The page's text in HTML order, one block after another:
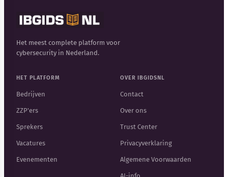
Het meest complete platform voor
cybersecurity in Nederland.
HET PLATFORM
Bedrijven
ZZP'ers
Sprekers
Vacatures
Evenementen
OVER IBGIDSNL
Contact
Over ons
Trust Center
Privacyverklaring
Algemene Voorwaarden